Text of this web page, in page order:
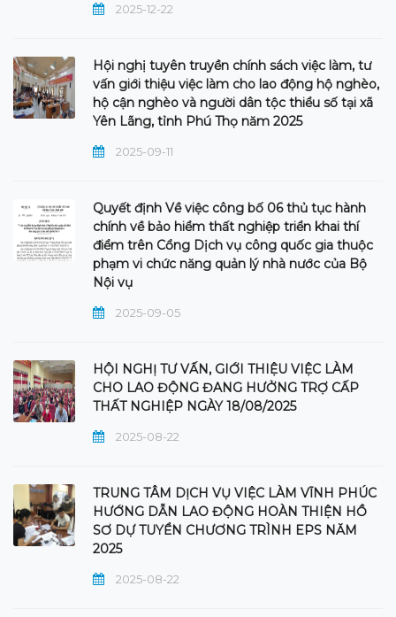
2025-12-22
Hội nghị tuyên truyền chính sách việc làm, tư
vấn giới thiệu việc làm cho lao động hộ nghèo,
hộ cận nghèo và người dân tộc thiểu số tại xã
Yên Lãng, tỉnh Phú Thọ năm 2025
2025-09-11
Quyết định Về việc công bố 06 thủ tục hành
chính về bảo hiểm thất nghiệp triển khai thí
điểm trên Cổng Dịch vụ công quốc gia thuộc
phạm vi chức năng quản lý nhà nước của Bộ
Nội vụ
2025-09-05
HỘI NGHỊ TƯ VẤN, GIỚI THIỆU VIỆC LÀM
CHO LAO ĐỘNG ĐANG HƯỞNG TRỢ CẤP
THẤT NGHIỆP NGÀY 18/08/2025
2025-08-22
TRUNG TÂM DỊCH VỤ VIỆC LÀM VĨNH PHÚC
HƯỚNG DẪN LAO ĐỘNG HOÀN THIỆN HỒ
SƠ DỰ TUYỂN CHƯƠNG TRÌNH EPS NĂM
2025
2025-08-22